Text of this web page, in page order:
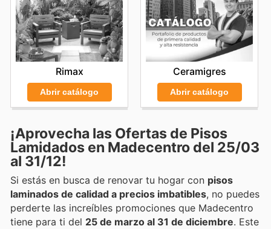
Rimax
Abrir catálogo
Ceramigres
Abrir catálogo
¡Aprovecha las Ofertas de Pisos
Lamidados en Madecentro del 25/03
al 31/12!
Si estás en busca de renovar tu hogar con pisos
laminados de calidad a precios imbatibles, no puedes
perderte las increíbles promociones que Madecentro
tiene para ti del 25 de marzo al 31 de diciembre. Este